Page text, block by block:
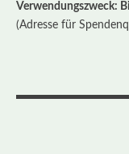
Verwendungszweck:
(Adresse für